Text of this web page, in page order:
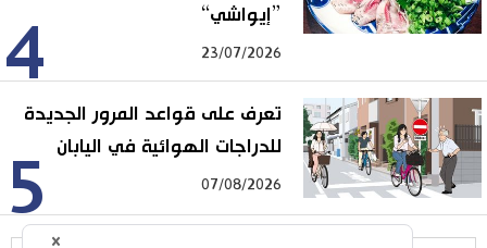
4
”إيواشي“
23/07/2026
5
تعرف على قواعد المرور الجديدة
للدراجات الهوائية في اليابان
07/08/2026